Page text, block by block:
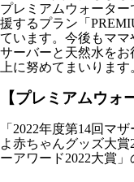
プレミアムウォータ
援するプラン「
ています。今後もマ
サーバーと天然水を
上に努めてまいります
【プレミアムウォ
「2022年度第14回マ
よ赤ちゃんグッズ大
ーアワード2022大賞